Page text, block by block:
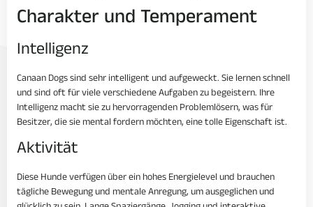
Charakter und Temperament
Intelligenz
Canaan Dogs sind sehr intelligent und aufgeweckt. Sie lernen schnell
und sind oft für viele verschiedene Aufgaben zu begeistern. Ihre
Intelligenz macht sie zu hervorragenden Problemlösern, was für
Besitzer, die sie mental fordern möchten, eine tolle Eigenschaft ist.
Aktivität
Diese Hunde verfügen über ein hohes Energielevel und brauchen
tägliche Bewegung und mentale Anregung, um ausgeglichen und